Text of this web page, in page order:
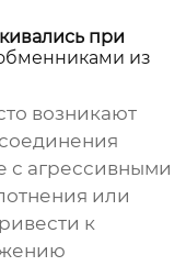
при
из
возникают
с агрессивными
или
к